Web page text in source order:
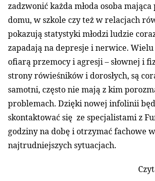
zadzwonić każda młoda osoba
domu, w szkole czy też w relacjach
pokazują statystyki młodzi ludzie
zapadają na depresje i nerwice.
ofiarą przemocy i agresji – słownej i
strony rówieśników i dorosłych, są
samotni, często nie mają z kim
problemach. Dzięki nowej infolinii
skontaktować się ze specjalistami z
godziny na dobę i otrzymać fachowe
najtrudniejszych sytuacjach.